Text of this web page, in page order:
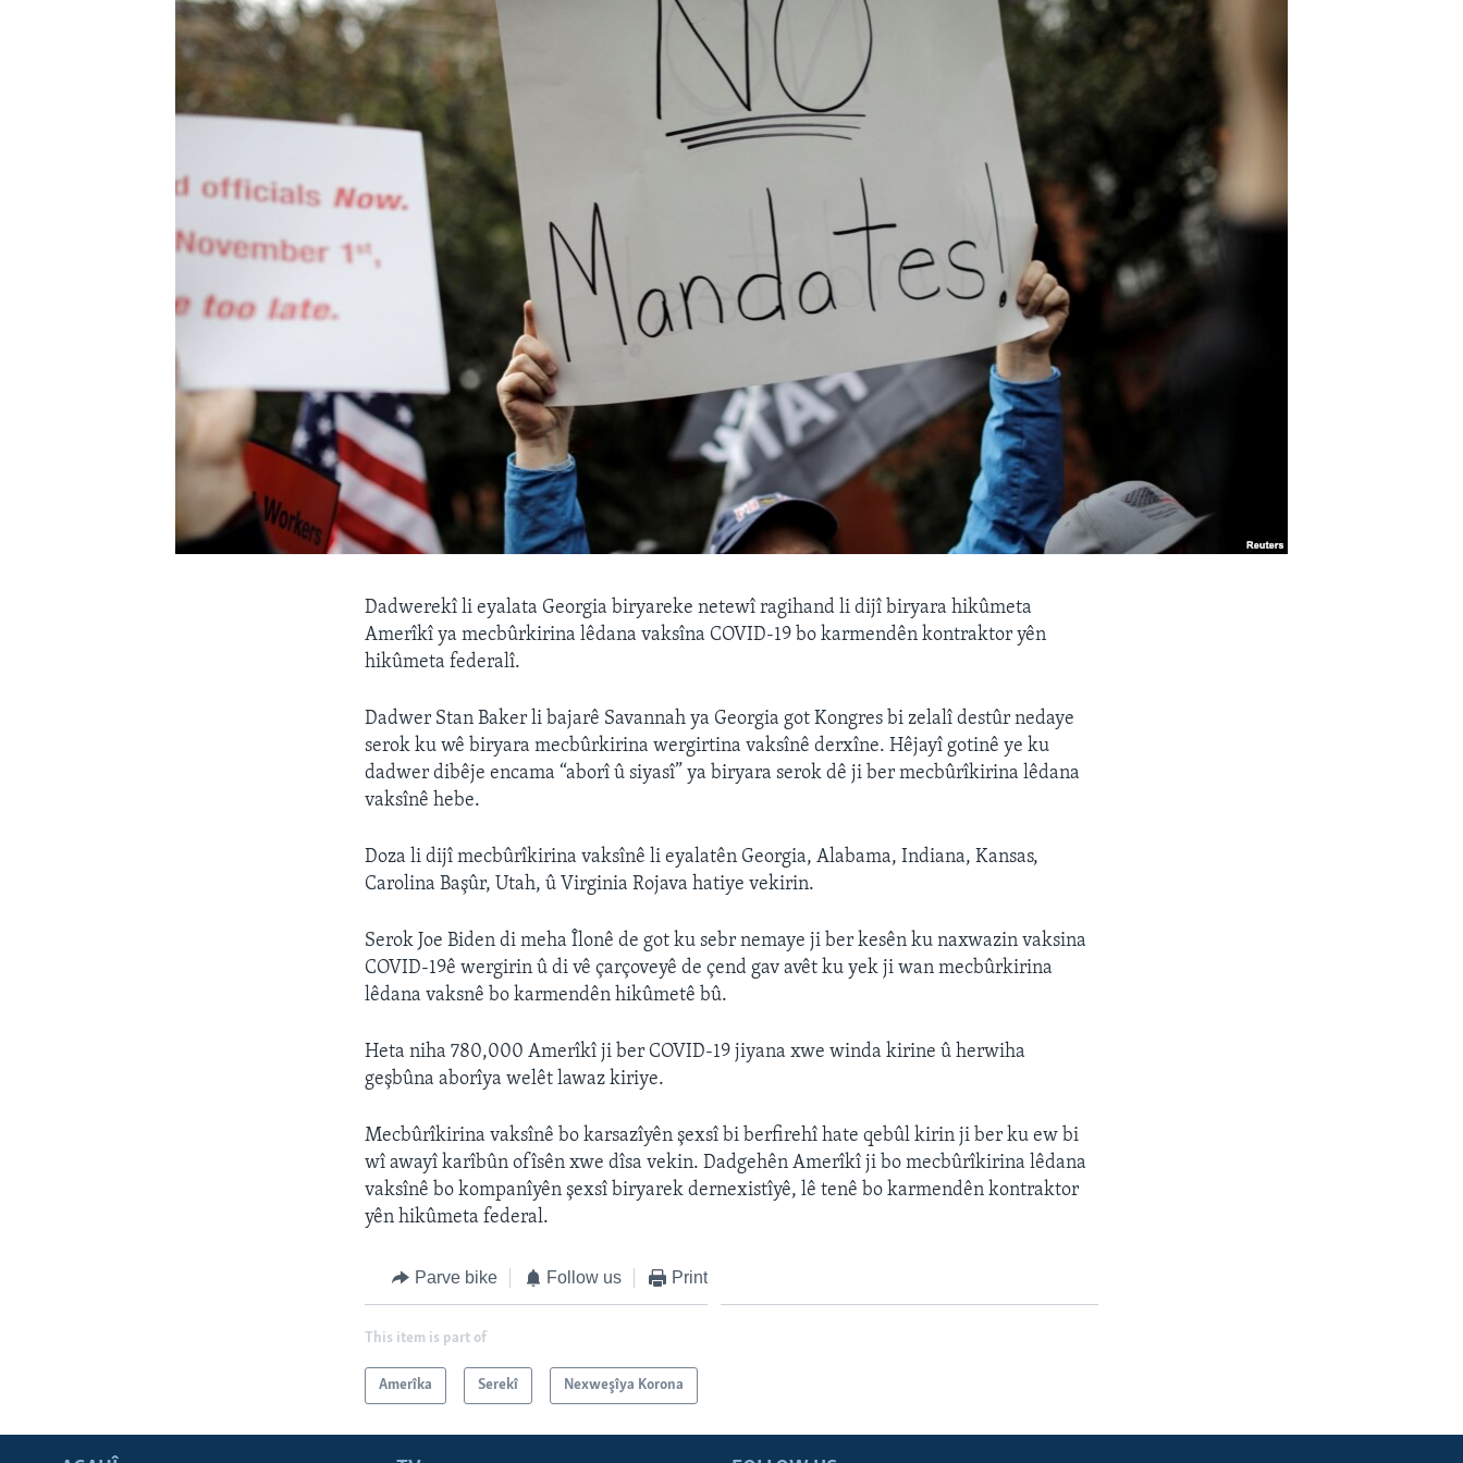
Dadwerekî li eyalata Georgia biryareke netewî ragihand li dijî biryara hikûmeta
Amerîkî ya mecbûrkirina lêdana vaksîna COVID-19 bo karmendên kontraktor yên
hikûmeta federalî.
Dadwer Stan Baker li bajarê Savannah ya Georgia got Kongres bi zelalî destûr nedaye
serok ku wê biryara mecbûrkirina wergirtina vaksînê derxîne. Hêjayî gotinê ye ku
dadwer dibêje encama “aborî û siyasî” ya biryara serok dê ji ber mecbûrîkirina lêdana
vaksînê hebe.
Doza li dijî mecbûrîkirina vaksînê li eyalatên Georgia, Alabama, Indiana, Kansas,
Carolina Başûr, Utah, û Virginia Rojava hatiye vekirin.
Serok Joe Biden di meha Îlonê de got ku sebr nemaye ji ber kesên ku naxwazin vaksina
COVID-19ê wergirin û di vê çarçoveyê de çend gav avêt ku yek ji wan mecbûrkirina
lêdana vaksnê bo karmendên hikûmetê bû.
Heta niha 780,000 Amerîkî ji ber COVID-19 jiyana xwe winda kirine û herwiha
geşbûna aborîya welêt lawaz kiriye.
Mecbûrîkirina vaksînê bo karsazîyên şexsî bi berfirehî hate qebûl kirin ji ber ku ew bi
wî awayî karîbûn ofîsên xwe dîsa vekin. Dadgehên Amerîkî ji bo mecbûrîkirina lêdana
vaksînê bo kompanîyên şexsî biryarek dernexistîyê, lê tenê bo karmendên kontraktor
yên hikûmeta federal.
Parve bike Follow us Print
This item is part of
Amerîka Serekî Nexweşîya Korona